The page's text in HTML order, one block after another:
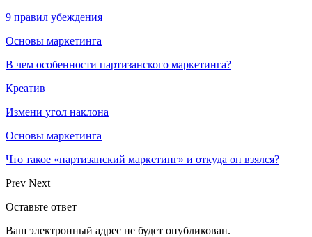
9 правил убеждения
Основы маркетинга
В чем особенности партизанского маркетинга?
Креатив
Измени угол наклона
Основы маркетинга
Что такое «партизанский маркетинг» и откуда он взялся?
Prev Next
Оставьте ответ
Ваш электронный адрес не будет опубликован.